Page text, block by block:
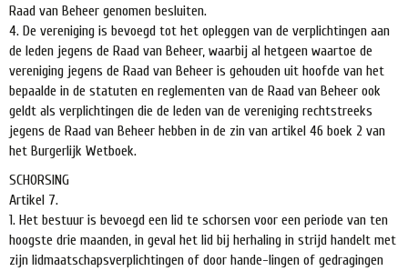
Raad van Beheer genomen besluiten.
4. De vereniging is bevoegd tot het opleggen van de verplichtingen aan
de leden jegens de Raad van Beheer, waarbij al hetgeen waartoe de
vereniging jegens de Raad van Beheer is gehouden uit hoofde van het
bepaalde in de statuten en reglementen van de Raad van Beheer ook
geldt als verplichtingen die de leden van de vereniging rechtstreeks
jegens de Raad van Beheer hebben in de zin van artikel 46 boek 2 van
het Burgerlijk Wetboek.
SCHORSING
Artikel 7.
1. Het bestuur is bevoegd een lid te schorsen voor een periode van ten
hoogste drie maanden, in geval het lid bij herhaling in strijd handelt met
zijn lidmaatschapsverplichtingen of door hande-lingen of gedragingen